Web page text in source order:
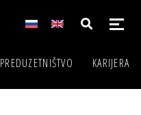
PREDUZETNIŠTVO KARIJERA